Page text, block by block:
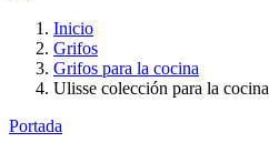
Inicio
Grifos
Grifos para la cocina
Ulisse colección para la cocina
Portada